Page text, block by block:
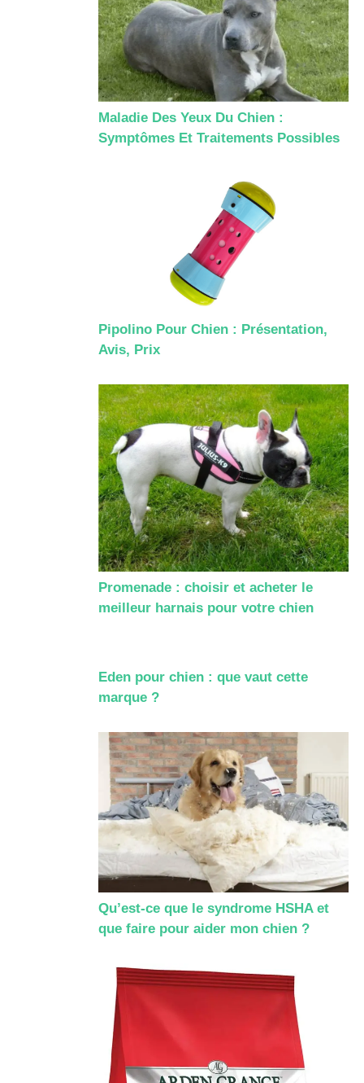
Maladie Des Yeux Du Chien :
Symptômes Et Traitements Possibles
Pipolino Pour Chien : Présentation,
Avis, Prix
Promenade : choisir et acheter le
meilleur harnais pour votre chien
Eden pour chien : que vaut cette
marque ?
Qu’est-ce que le syndrome HSHA et
que faire pour aider mon chien ?